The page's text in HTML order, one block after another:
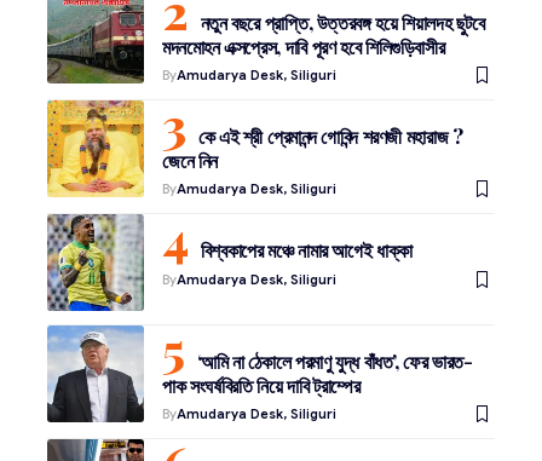
নতুন বছরে প্রাপ্তি, উত্তরবঙ্গ হয়ে শিয়ালদহ ছুটবে
মদনমোহন এক্সপ্রেস, দাবি পূরণ হবে শিলিগুড়িবাসীর
ByAmudarya Desk, Siliguri
কে এই শ্রী প্রেমানন্দ গোবিন্দ শরণজী মহারাজ ?
জেনে নিন
ByAmudarya Desk, Siliguri
বিশ্বকাপের মঞ্চে নামার আগেই ধাক্কা
ByAmudarya Desk, Siliguri
‘আমি না ঠেকালে পরমাণু যুদ্ধ বাঁধত’, ফের ভারত-
পাক সংঘর্ষবিরতি নিয়ে দাবি ট্রাম্পের
ByAmudarya Desk, Siliguri